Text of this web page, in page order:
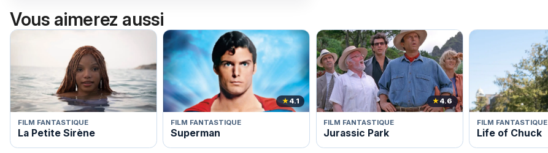
Vous aimerez aussi
FILM FANTASTIQUE
La Petite Sirène
★4.1
FILM FANTASTIQUE
Superman
★4.6
FILM FANTASTIQUE
Jurassic Park
FILM FANTASTIQUE
Life of Chuck